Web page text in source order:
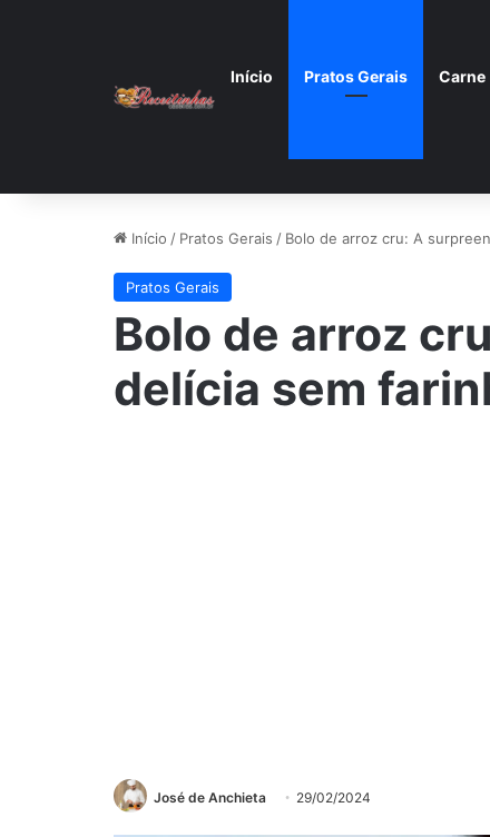
Início Pratos Gerais Carne
Início / Pratos Gerais / Bolo de arroz cru: A
Pratos Gerais
Bolo de arroz
delícia sem
José de Anchieta 29/02/2024